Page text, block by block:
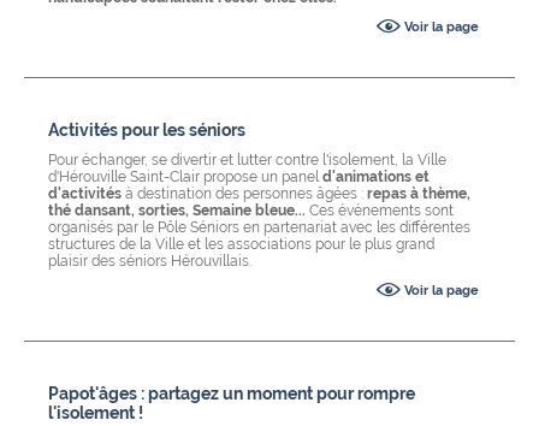
Voir la page
Activités pour les séniors
Pour échanger, se divertir et lutter contre l'isolement, la Ville
d'Hérouville Saint-Clair propose un panel d'animations et
d'activités à destination des personnes âgées : repas à thème,
thé dansant, sorties, Semaine bleue... Ces événements sont
organisés par le Pôle Séniors en partenariat avec les différentes
structures de la Ville et les associations pour le plus grand
plaisir des séniors Hérouvillais.
Voir la page
Papot'âges : partagez un moment pour rompre
l'isolement !